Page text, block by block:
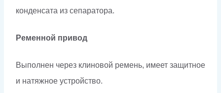
конденсата из сепаратора.
Ременной привод
Выполнен через клиновой ремень, имеет защитное
и натяжное устройство.